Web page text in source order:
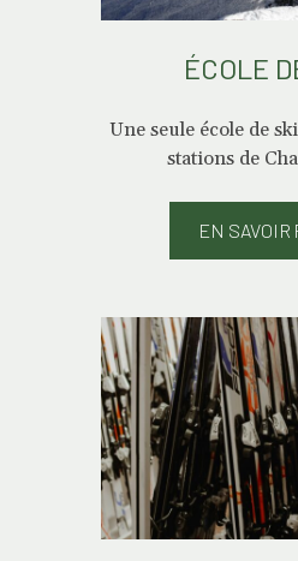
ÉCOLE
Une seule école de
stations de
EN SAVOIR